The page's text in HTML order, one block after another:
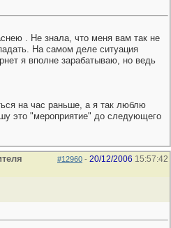
. Не знала, что меня вам так не
На самом деле ситуация
я вполне зарабатываю, но ведь
на час раньше, а я так люблю
это "мероприятие" до следующего
#12960 - 20/12/2006 15:57:42